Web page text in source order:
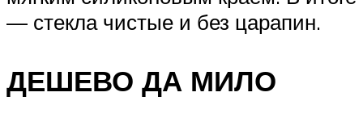
— стекла чистые и без царапин.
ДЕШЕВО ДА МИЛО